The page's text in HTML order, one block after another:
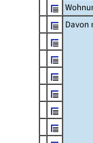
Davon